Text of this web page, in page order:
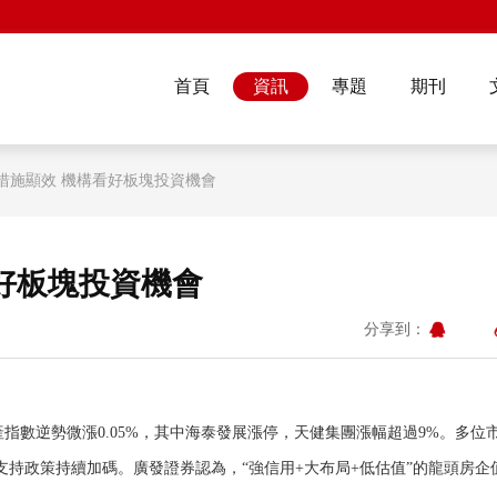
首頁 資訊 專題 期刊
施顯效 機構看好板塊投資機會
板塊投資機會
分享到：
數逆勢微漲0.05%，其中海泰發展漲停，天健集團漲幅超過9%。多位
政策持續加碼。廣發證券認為，“強信用+大布局+低估值”的龍頭房企